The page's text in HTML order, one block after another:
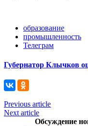
образование
промышленность
Телеграм
Губернатор Клычков
Previous article
Next article
Обсуждение